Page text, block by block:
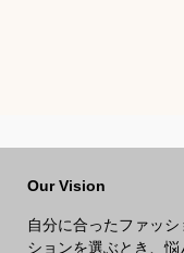
Our Vision
自分に合ったファッ
ションを選ぶとき、